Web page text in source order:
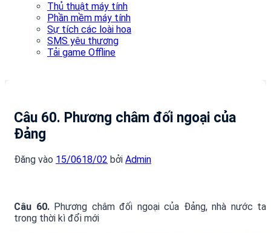
Thủ thuật máy tính
Phần mềm máy tính
Sự tích các loài hoa
SMS yêu thương
Tải game Offline
Câu 60. Phương châm đối ngoại của
Đảng
Đăng vào 15/0618/02 bởi Admin
Câu 60.Phương châm đối ngoại của Đảng, nhà nước ta
trong thời kì đổi mới